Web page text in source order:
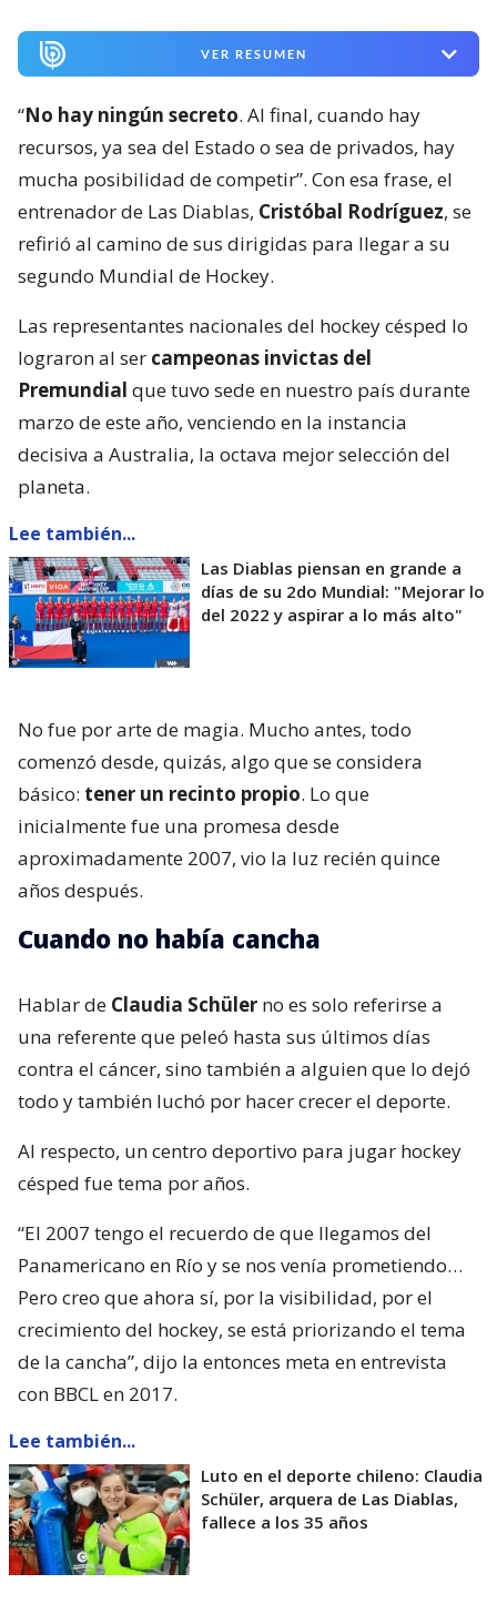
VER RESUMEN
“No hay ningún secreto. Al final, cuando hay
recursos, ya sea del Estado o sea de privados, hay
mucha posibilidad de competir”. Con esa frase, el
entrenador de Las Diablas, Cristóbal Rodríguez, se
refirió al camino de sus dirigidas para llegar a su
segundo Mundial de Hockey.
Las representantes nacionales del hockey césped lo
lograron al ser campeonas invictas del
Premundial que tuvo sede en nuestro país durante
marzo de este año, venciendo en la instancia
decisiva a Australia, la octava mejor selección del
planeta.
Lee también...
Las Diablas piensan en grande a
días de su 2do Mundial: "Mejorar lo
del 2022 y aspirar a lo más alto"
No fue por arte de magia. Mucho antes, todo
comenzó desde, quizás, algo que se considera
básico: tener un recinto propio. Lo que
inicialmente fue una promesa desde
aproximadamente 2007, vio la luz recién quince
años después.
Cuando no había cancha
Hablar de Claudia Schüler no es solo referirse a
una referente que peleó hasta sus últimos días
contra el cáncer, sino también a alguien que lo dejó
todo y también luchó por hacer crecer el deporte.
Al respecto, un centro deportivo para jugar hockey
césped fue tema por años.
“El 2007 tengo el recuerdo de que llegamos del
Panamericano en Río y se nos venía prometiendo…
Pero creo que ahora sí, por la visibilidad, por el
crecimiento del hockey, se está priorizando el tema
de la cancha”, dijo la entonces meta en entrevista
con BBCL en 2017.
Lee también...
Luto en el deporte chileno: Claudia
Schüler, arquera de Las Diablas,
fallece a los 35 años